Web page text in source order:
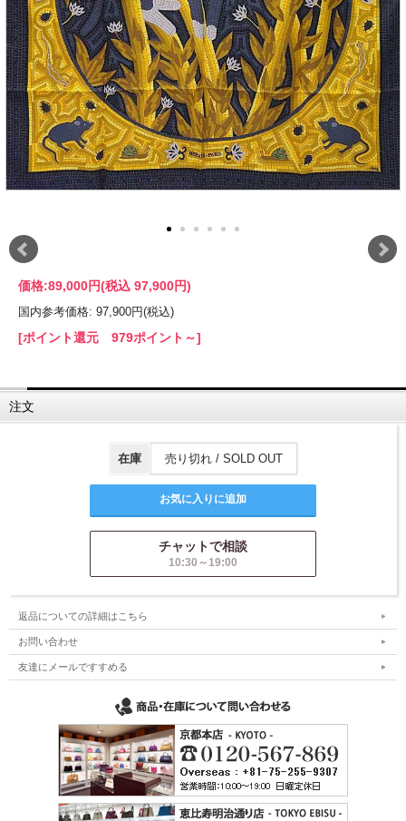
価格:89,000円(税込 97,900円)
国内参考価格: 97,900円(税込)
[ポイント還元 979ポイント～]
注文
在庫 売り切れ / SOLD OUT
チャットで相談
10:30～19:00
返品についての詳細はこちら
お問い合わせ
友達にメールですすめる